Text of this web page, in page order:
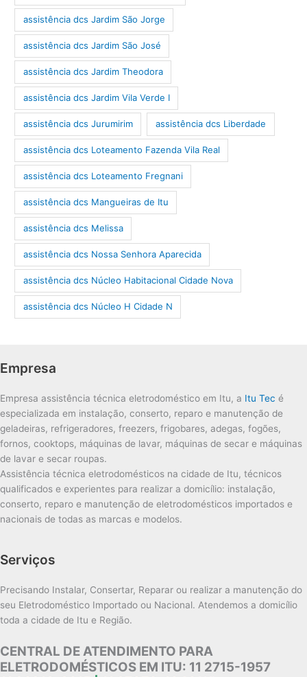
assistência dcs Jardim São Jorge
assistência dcs Jardim São José
assistência dcs Jardim Theodora
assistência dcs Jardim Vila Verde I
assistência dcs Jurumirim assistência dcs Liberdade
assistência dcs Loteamento Fazenda Vila Real
assistência dcs Loteamento Fregnani
assistência dcs Mangueiras de Itu
assistência dcs Melissa
assistência dcs Nossa Senhora Aparecida
assistência dcs Núcleo Habitacional Cidade Nova
assistência dcs Núcleo H Cidade N
Empresa
Empresa assistência técnica eletrodoméstico em Itu, a Itu Tec é
especializada em instalação, conserto, reparo e manutenção de
geladeiras, refrigeradores, freezers, frigobares, adegas, fogões,
fornos, cooktops, máquinas de lavar, máquinas de secar e máquinas
de lavar e secar roupas.
Assistência técnica eletrodomésticos na cidade de Itu, técnicos
qualificados e experientes para realizar a domicílio: instalação,
conserto, reparo e manutenção de eletrodomésticos importados e
nacionais de todas as marcas e modelos.
Serviços
Precisando Instalar, Consertar, Reparar ou realizar a manutenção do
seu Eletrodoméstico Importado ou Nacional. Atendemos a domicílio
toda a cidade de Itu e Região.
CENTRAL DE ATENDIMENTO PARA
ELETRODOMÉSTICOS EM ITU: 11 2715-1957